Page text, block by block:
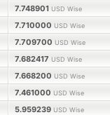
7.748901 USD Wise
7.710000 USD Wise
7.709700 USD Wise
7.682417 USD Wise
7.668200 USD Wise
7.461000 USD Wise
5.959239 USD Wise